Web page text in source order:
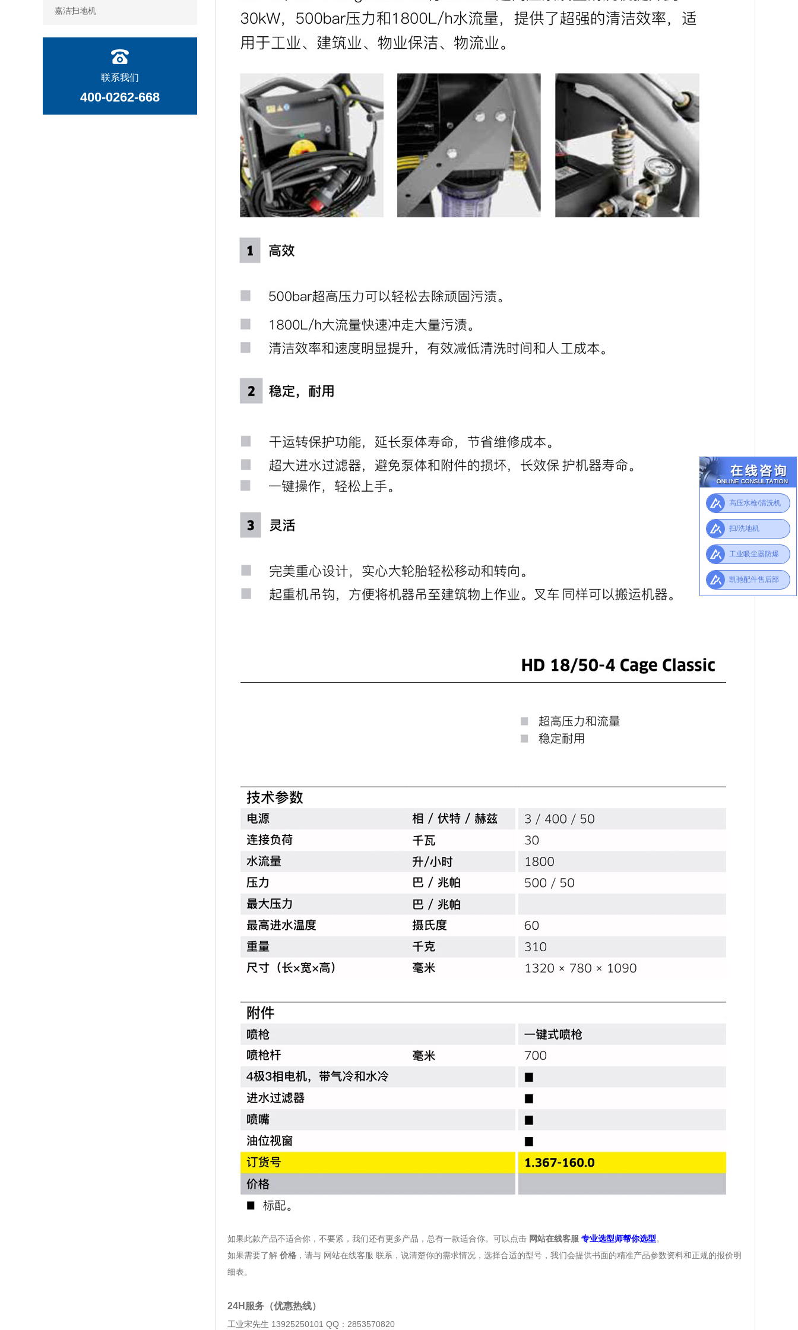
嘉洁扫地机
如果此款产品不适合你，不要紧，我们还有更多产品，总有一款适合你。可以点击 网站在线客服 专业选型师帮你选型。
如果需要了解 价格 ，请与 网站在线客服 联系，说清楚你的需求情况，选择合适的型号，我们会提供书面的精准产品参数资料和正规的报价明
细表。
24H服务（优惠热线）
工业宋先生 13925250101 QQ：2853570820
400-0262-668
联系我们
高压水枪/清洗机
扫/洗地机
工业吸尘器防爆
凯驰配件售后部
高压水枪/清洗机
扫/洗地机
工业吸尘器防爆
凯驰配件售后部
在线咨询
工业防爆吸尘器
高压水枪/清洗机
扫/洗地机